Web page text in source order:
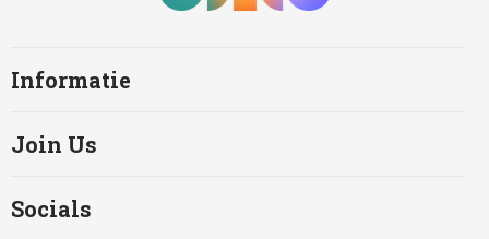
Informatie
Join Us
Socials